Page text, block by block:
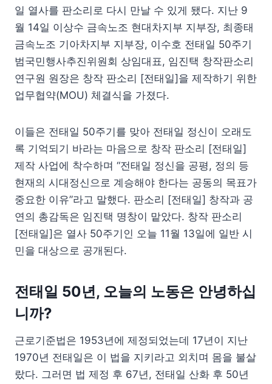
일 열사를 판소리로 다시 만날 수 있게 됐다. 지난 9
월 14일 이상수 금속노조 현대차지부 지부장, 최종태
금속노조 기아차지부 지부장, 이수호 전태일 50주기
범국민행사추진위원회 상임대표, 임진택 창작판소리
연구원 원장은 창작 판소리 [전태일]을 제작하기 위한
업무협약(MOU) 체결식을 가졌다.
이들은 전태일 50주기를 맞아 전태일 정신이 오래도
록 기억되기 바라는 마음으로 창작 판소리 [전태일]
제작 사업에 착수하며 “전태일 정신을 공평, 정의 등
현재의 시대정신으로 계승해야 한다는 공동의 목표가
중요한 이유”라고 말했다. 판소리 [전태일] 창작과 공
연의 총감독은 임진택 명창이 맡았다. 창작 판소리
[전태일]은 열사 50주기인 오늘 11월 13일에 일반 시
민을 대상으로 공개된다.
전태일 50년, 오늘의 노동은 안녕하십
니까?
근로기준법은 1953년에 제정되었는데 17년이 지난
1970년 전태일은 이 법을 지키라고 외치며 몸을 불살
랐다. 그러면 법 제정 후 67년, 전태일 산화 후 50년